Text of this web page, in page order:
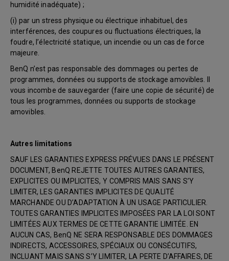
humidité inadéquate) ;
(i) par un stress physique ou électrique inhabituel, des
interférences, des coupures ou fluctuations électriques, la
foudre, l’électricité statique, un incendie ou un cas de force
majeure.
BenQ n’est pas responsable des dommages ou pertes de
programmes, données ou supports de stockage amovibles. Il
vous incombe de sauvegarder (faire une copie de sécurité) de
tous les programmes, données ou supports de stockage
amovibles.
Autres limitations
SAUF LES GARANTIES EXPRESS PRÉVUES DANS LE PRÉSENT
DOCUMENT, BenQ REJETTE TOUTES AUTRES GARANTIES,
EXPLICITES OU IMPLICITES, Y COMPRIS MAIS SANS S’Y
LIMITER, LES GARANTIES IMPLICITES DE QUALITÉ
MARCHANDE OU D’ADAPTATION À UN USAGE PARTICULIER.
TOUTES GARANTIES IMPLICITES IMPOSÉES PAR LA LOI SONT
LIMITÉES AUX TERMES DE CETTE GARANTIE LIMITÉE. EN
AUCUN CAS, BenQ NE SERA RESPONSABLE DES DOMMAGES
INDIRECTS, ACCESSOIRES, SPÉCIAUX OU CONSÉCUTIFS,
INCLUANT MAIS SANS S’Y LIMITER, LA PERTE D’AFFAIRES, DE